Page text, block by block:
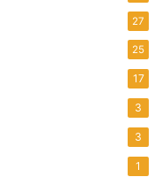
27
25
17
3
3
1